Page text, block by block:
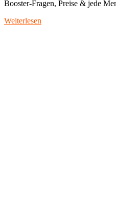
Booster‑Fragen, Preise & jede
Weiterlesen